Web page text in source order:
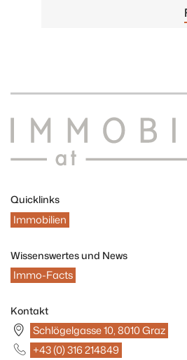
Quicklinks
Immobilien
Wissenswertes und News
Immo-Facts
Kontakt
Schlögelgasse 10, 8010 Graz
+43 (0) 316 214849